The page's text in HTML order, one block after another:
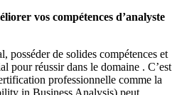
vos compétences d’analyste
posséder de solides compétences et
pour réussir dans le domaine . C’est
professionnelle comme la
in Business Analysis) peut